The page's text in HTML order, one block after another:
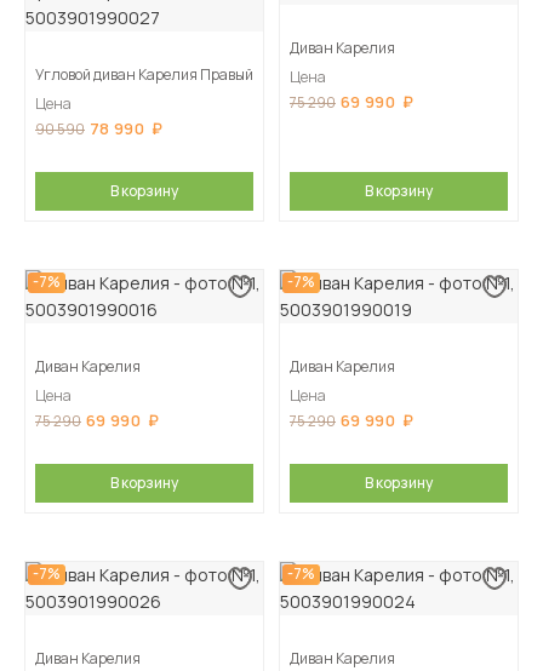
Угловой диван Карелия Правый
Цена
90 590 78 990
В корзину
Диван Карелия
Цена
75 290 69 990
В корзину
-7%
Диван Карелия
Цена
75 290 69 990
В корзину
-7%
Диван Карелия
Цена
75 290 69 990
В корзину
-7%
Диван Карелия
-7%
Диван Карелия